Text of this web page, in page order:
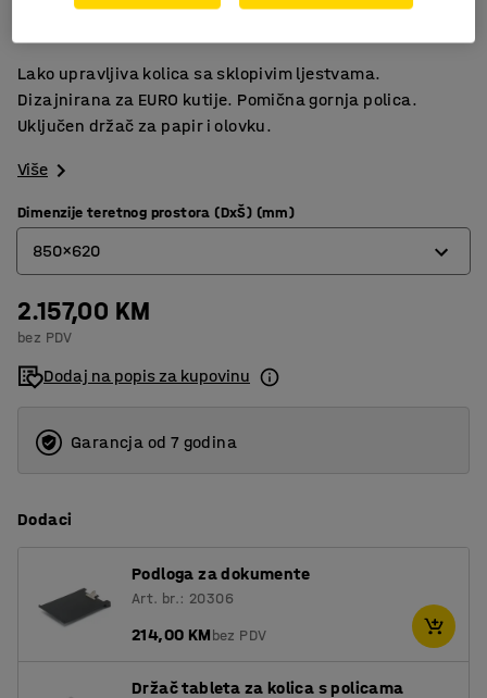
Lako upravljiva kolica sa sklopivim ljestvama.
Dizajnirana za EURO kutije. Pomična gornja polica.
Uključen držač za papir i olovku.
Više
Dimenzije teretnog prostora (DxŠ) (mm)
850x620
1250x620
850x620
2.157,00 KM
bez PDV
Dodaj na popis za kupovinu
Garancja od 7 godina
Dodaci
Podloga za dokumente
Art. br.: 20306
214,00 KMbez PDV
Držač tableta za kolica s policama